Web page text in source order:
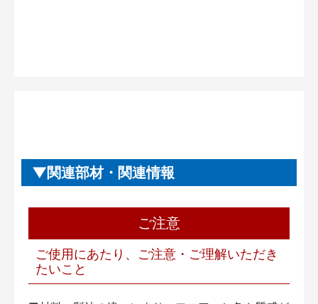
関連部材・関連情報
ご注意
ご使用にあたり、ご注意・ご理解いただき
たいこと